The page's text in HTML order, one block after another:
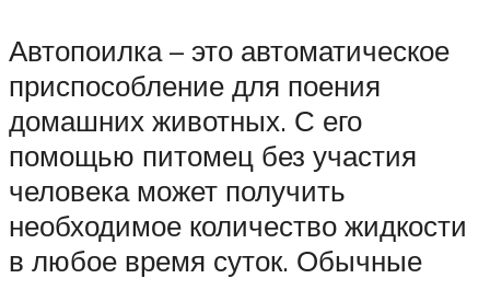
Автопоилка – это автоматическое
приспособление для поения
домашних животных. С его
помощью питомец без участия
человека может получить
необходимое количество жидкости
в любое время суток. Обычные